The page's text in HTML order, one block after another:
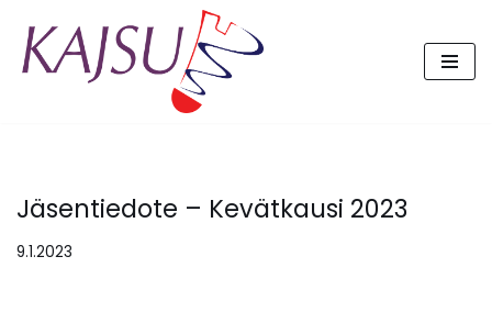
Siirry
Jäsentiedote – Kevätkausi 2023
9.1.2023